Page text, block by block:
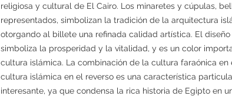
religiosa y cultural de El Cairo. Los minaretes y cúpulas,
representados, simbolizan la tradición de la arquitectura
otorgando al billete una refinada calidad artística. El
simboliza la prosperidad y la vitalidad, y es un color
cultura islámica. La combinación de la cultura faraónica en
cultura islámica en el reverso es una característica
interesante, ya que condensa la rica historia de Egipto en